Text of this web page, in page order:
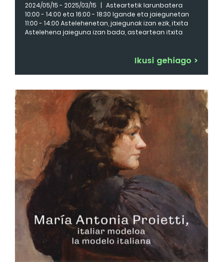
2024/05/15 - 2025/03/15 | Asteartetik larunbatera
10:00 - 14:00 eta 16:00 - 18:30 Igande eta jaiegunetan
11:00 - 14:00 Astelehenetan, jaiegunak izan ezik, itxita
Astelehena jaieguna izan bada, asteartean itxita
Ikusi gehiago >